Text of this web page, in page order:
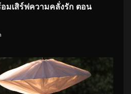
มเสิร์ฟความคลั่งรัก ตอน